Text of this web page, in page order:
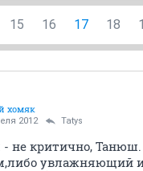
15 16 17 18
хомяк
2012 Tatys
не критично,
увлажняющий